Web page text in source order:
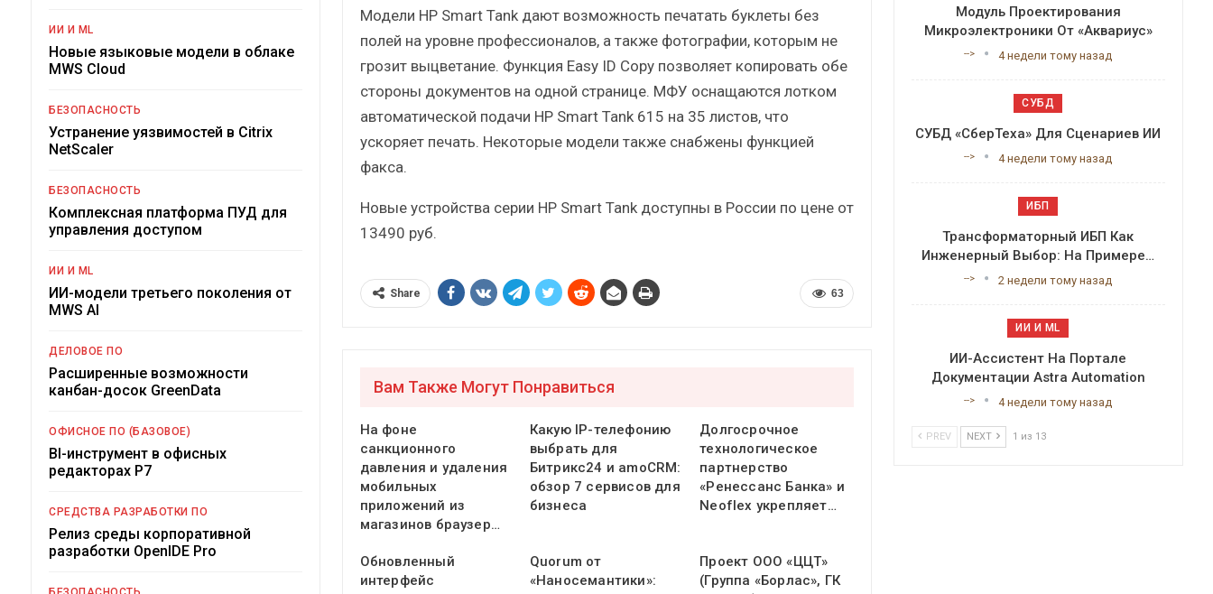
Модели HP Smart Tank дают возможность печатать буклеты без
полей на уровне профессионалов, а также фотографии, которым не
грозит выцветание. Функция Easy ID Copy позволяет копировать обе
стороны документов на одной странице. МФУ оснащаются лотком
автоматической подачи HP Smart Tank 615 на 35 листов, что
ускоряет печать. Некоторые модели также снабжены функцией
факса.
Новые устройства серии HP Smart Tank доступны в России по цене от
13490 руб.
63
Share
Вам Также Могут Понравиться
На фоне
санкционного
давления и удаления
мобильных
приложений из
магазинов браузер…
Какую IP-телефонию
выбрать для
Битрикс24 и amoCRM:
обзор 7 сервисов для
бизнеса
Долгосрочное
технологическое
партнерство
«Ренессанс Банка» и
Neoflex укрепляет…
Обновленный
интерфейс
Quorum от
«Наносемантики»:
Проект ООО «ЦЦТ»
(Группа «Борлас», ГК
ИИ И ML
Новые языковые модели в облаке
MWS Cloud
БЕЗОПАСНОСТЬ
Устранение уязвимостей в Citrix
NetScaler
БЕЗОПАСНОСТЬ
Комплексная платформа ПУД для
управления доступом
ИИ И ML
ИИ-модели третьего поколения от
MWS AI
ДЕЛОВОЕ ПО
Расширенные возможности
канбан-досок GreenData
ОФИСНОЕ ПО (БАЗОВОЕ)
BI-инструмент в офисных
редакторах Р7
СРЕДСТВА РАЗРАБОТКИ ПО
Релиз среды корпоративной
разработки OpenIDE Pro
Модуль Проектирования
Микроэлектроники От «Аквариус»
--> 4 недели тому назад
СУБД
СУБД «СберТеха» Для Сценариев ИИ
--> 4 недели тому назад
ИБП
Трансформаторный ИБП Как
Инженерный Выбор: На Примере…
--> 2 недели тому назад
ИИ И ML
ИИ-Ассистент На Портале
Документации Astra Automation
--> 4 недели тому назад
PREV NEXT 1 из 13